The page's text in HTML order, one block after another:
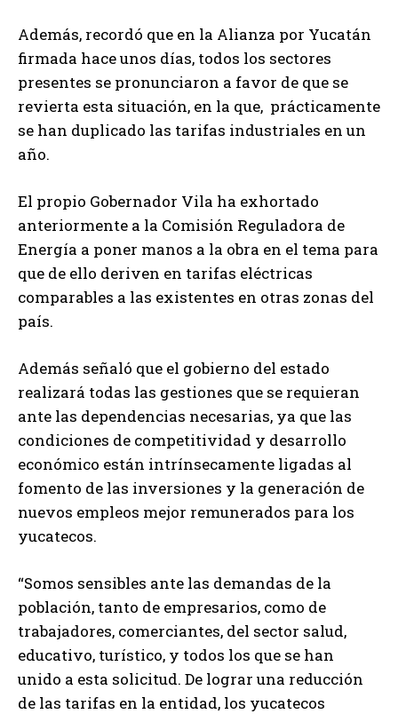
Además, recordó que en la Alianza por Yucatán
firmada hace unos días, todos los sectores
presentes se pronunciaron a favor de que se
revierta esta situación, en la que, prácticamente
se han duplicado las tarifas industriales en un
año.
El propio Gobernador Vila ha exhortado
anteriormente a la Comisión Reguladora de
Energía a poner manos a la obra en el tema para
que de ello deriven en tarifas eléctricas
comparables a las existentes en otras zonas del
país.
Además señaló que el gobierno del estado
realizará todas las gestiones que se requieran
ante las dependencias necesarias, ya que las
condiciones de competitividad y desarrollo
económico están intrínsecamente ligadas al
fomento de las inversiones y la generación de
nuevos empleos mejor remunerados para los
yucatecos.
“Somos sensibles ante las demandas de la
población, tanto de empresarios, como de
trabajadores, comerciantes, del sector salud,
educativo, turístico, y todos los que se han
unido a esta solicitud. De lograr una reducción
de las tarifas en la entidad, los yucatecos